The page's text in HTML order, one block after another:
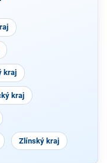
kraj
kraj
Zlínský kraj